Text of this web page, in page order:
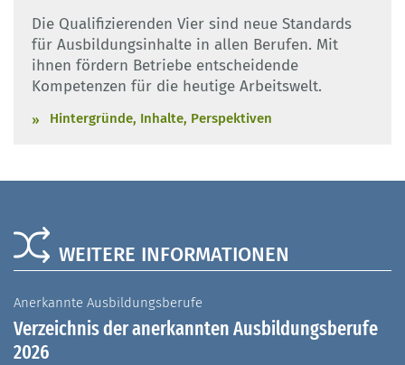
Die Qualifizierenden Vier sind neue Standards
für Ausbildungsinhalte in allen Berufen. Mit
ihnen fördern Betriebe entscheidende
Kompetenzen für die heutige Arbeitswelt.
Hintergründe, Inhalte, Perspektiven
WEITERE INFORMATIONEN
Anerkannte Ausbildungsberufe
Verzeichnis der anerkannten Ausbildungsberufe
2026